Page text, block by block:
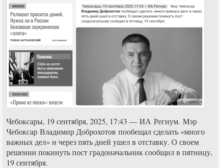
Чебоксары, 19 сентября, 2025, 17:43 — ИА Регнум. Мэр
Чебоксар Владимир Доброхотов пообещал сделать «много
важных дел» и через пять дней ушел в отставку. О своем
решении покинуть пост градоначальник сообщил в пятницу,
19 сентября.